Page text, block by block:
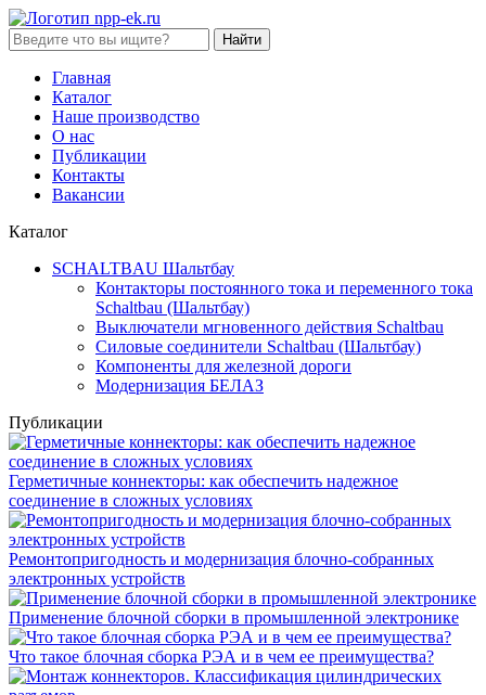
Найти
Главная
Каталог
Наше производство
О нас
Публикации
Контакты
Вакансии
Каталог
SCHALTBAU Шальтбау
Контакторы постоянного тока и переменного тока
Sсhaltbau (Шальтбау)
Выключатели мгновенного действия Sсhaltbau
Силовые соединители Sсhaltbau (Шальтбау)
Компоненты для железной дороги
Модернизация БЕЛАЗ
Публикации
Герметичные коннекторы: как обеспечить надежное
соединение в сложных условиях
Ремонтопригодность и модернизация блочно-собранных
электронных устройств
Применение блочной сборки в промышленной электронике
Что такое блочная сборка РЭА и в чем ее преимущества?